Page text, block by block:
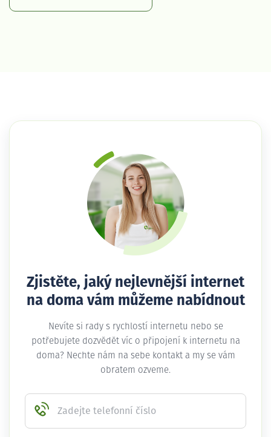
Zjistěte, jaký nejlevnější internet
na doma vám můžeme nabídnout
Nevíte si rady s rychlostí internetu nebo se
potřebujete dozvědět víc o připojení k internetu na
doma? Nechte nám na sebe kontakt a my se vám
obratem ozveme.
Zadejte telefonní číslo